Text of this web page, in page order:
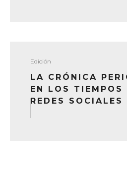
Edición
LA CRÓNICA
EN LOS TIEMPOS
REDES SOCIALES